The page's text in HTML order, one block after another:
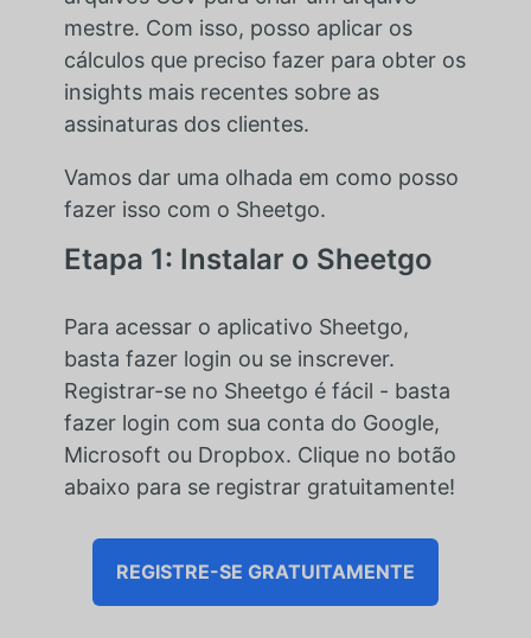
mestre. Com isso, posso aplicar os
cálculos que preciso fazer para obter os
insights mais recentes sobre as
assinaturas dos clientes.
Vamos dar uma olhada em como posso
fazer isso com o Sheetgo.
Etapa 1: Instalar o Sheetgo
Para acessar o aplicativo Sheetgo,
basta fazer login ou se inscrever.
Registrar-se no Sheetgo é fácil - basta
fazer login com sua conta do Google,
Microsoft ou Dropbox. Clique no botão
abaixo para se registrar gratuitamente!
REGISTRE-SE GRATUITAMENTE